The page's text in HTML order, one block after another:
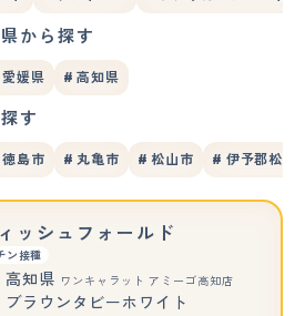
から探す
媛県 # 高知県
す
島市 # 丸亀市 # 松山市 # 伊予郡松前
ッシュフォールド
ン接種
高知県 ワンキャラット アミーゴ高知店
ブラウンタビーホワイト